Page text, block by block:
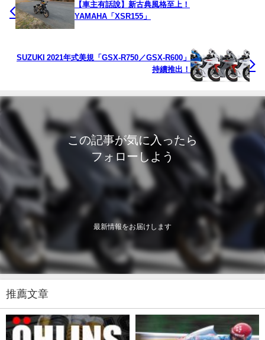
【車主有話說】新古典風格至上！
YAMAHA「XSR155」
SUZUKI 2021年式美規「GSX-R750／GSX-R600」
持續推出！
この記事が気に入ったら
フォローしよう
最新情報をお届けします
推薦文章